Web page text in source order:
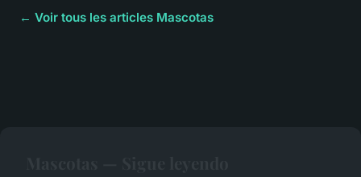
← Voir tous les articles Mascotas